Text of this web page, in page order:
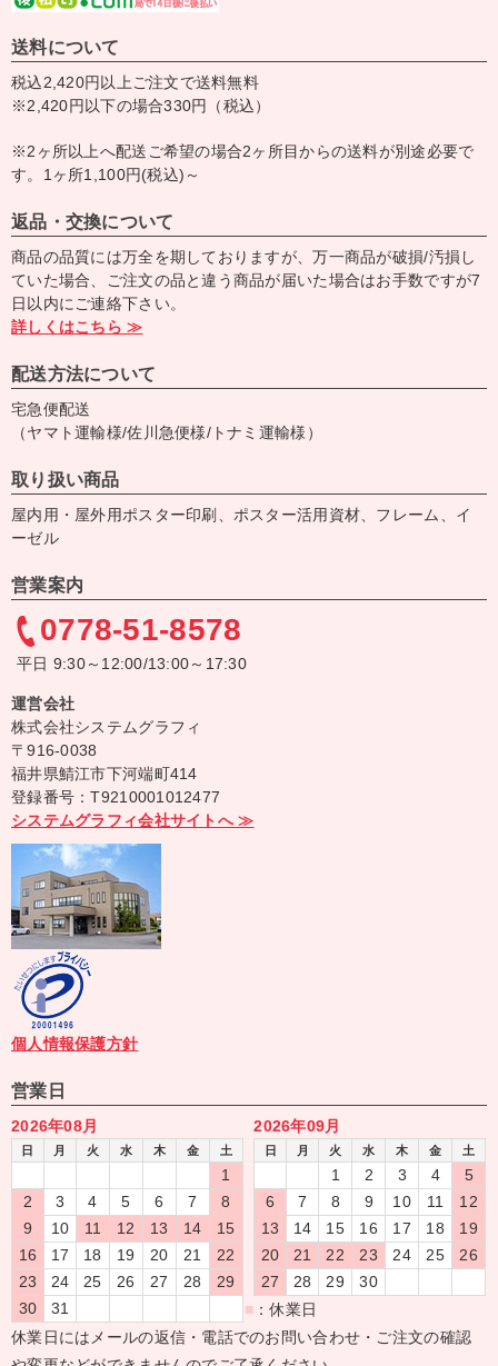
送料について
税込2,420円以上ご注文で送料無料
※2,420円以下の場合330円（税込）
※2ヶ所以上へ配送ご希望の場合2ヶ所目からの送料が別途必要で
す。1ヶ所1,100円(税込)～
返品・交換について
商品の品質には万全を期しておりますが、万一商品が破損/汚損し
ていた場合、ご注文の品と違う商品が届いた場合はお手数ですが7
日以内にご連絡下さい。
詳しくはこちら ≫
配送方法について
宅急便配送
（ヤマト運輸様/佐川急便様/トナミ運輸様）
取り扱い商品
屋内用・屋外用ポスター印刷、ポスター活用資材、フレーム、イ
ーゼル
営業案内
0778-51-8578
平日 9:30～12:00/13:00～17:30
運営会社
株式会社システムグラフィ
〒916-0038
福井県鯖江市下河端町414
登録番号：T9210001012477
システムグラフィ会社サイトへ ≫
個人情報保護方針
営業日
2026年08月
日 月 火 水 木 金 土
1
2
3 4 5 6 7
8
9
10 11 12 13 14
15
16
17 18 19 20 21
22
23
24 25 26 27 28
29
30
31
2026年09月
日 月 火 水 木 金 土
1 2 3 4
5
6
7 8 9 10 11
12
13
14 15 16 17 18
19
20
21 22 23 24 25
26
27
28 29
30
■ ：休業日
休業日にはメールの返信・電話でのお問い合わせ・ご注文の確認